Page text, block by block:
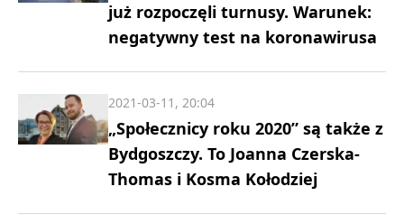
już rozpoczęli turnusy. Warunek:
negatywny test na koronawirusa
„Społecznicy roku 2020” są także z
Bydgoszczy. To Joanna Czerska-
Thomas i Kosma Kołodziej
2021-03-11, 20:04